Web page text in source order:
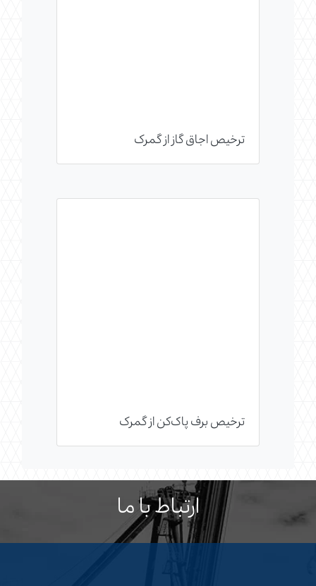
ترخیص اجاق گاز از گمرک
ترخیص برف پاک‌کن از گمرک
ارتباط با ما